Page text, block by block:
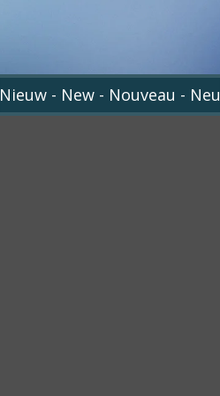
Nieuw - New - Nouveau - Neu